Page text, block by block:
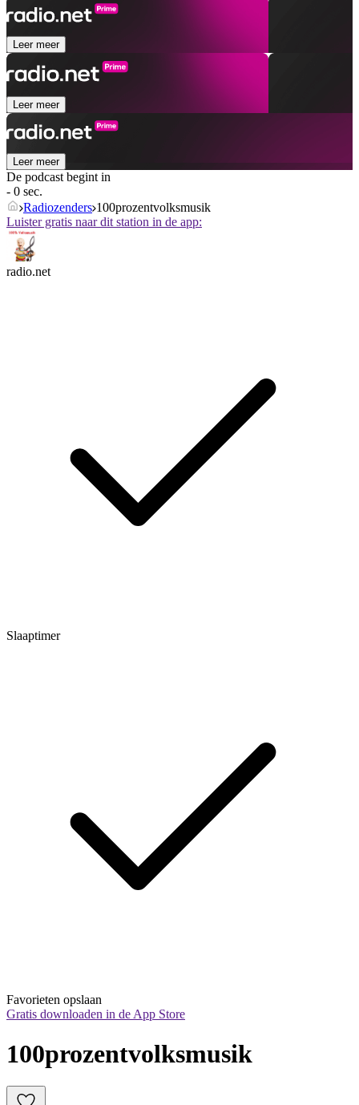
Leer meer
Leer meer
Leer meer
De podcast begint in
- 0 sec.
Radiozenders 100prozentvolksmusik
Luister gratis naar dit station in de app:
radio.net
Slaaptimer
Favorieten opslaan
Gratis downloaden in de App Store
100prozentvolksmusik